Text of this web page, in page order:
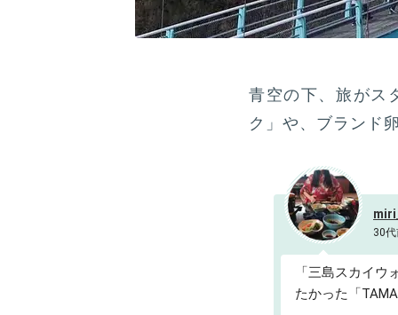
青空の下、旅がス
ク」や、ブランド
30
「三島スカイ
たかった「